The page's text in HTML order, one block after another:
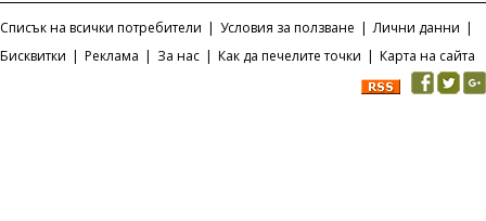
Списък на всички потребители | Условия за ползване | Лични данни |
Бисквитки | Реклама | За нас | Как да печелите точки | Карта на сайта